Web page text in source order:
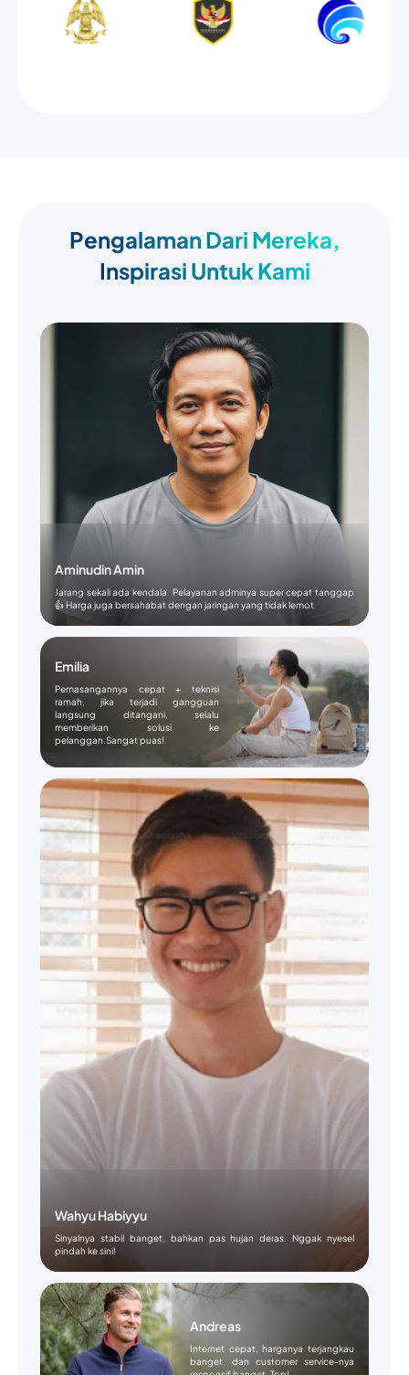
Pengalaman Dari Mereka,
Inspirasi Untuk Kami
Aminudin Amin
Jarang sekali ada kendala. Pelayanan adminya super cepat tanggap
👍 Harga juga bersahabat dengan jaringan yang tidak lemot
Emilia
Pemasangannya cepat + teknisi
ramah, jika terjadi gangguan
langsung ditangani, selalu
memberikan solusi ke
pelanggan.Sangat puas!
Wahyu Habiyyu
Sinyalnya stabil banget, bahkan pas hujan deras. Nggak nyesel
pindah ke sini!
Andreas
Internet cepat, harganya terjangkau
banget, dan customer service-nya